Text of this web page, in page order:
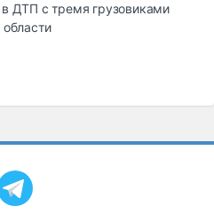
ДТП с тремя грузовиками